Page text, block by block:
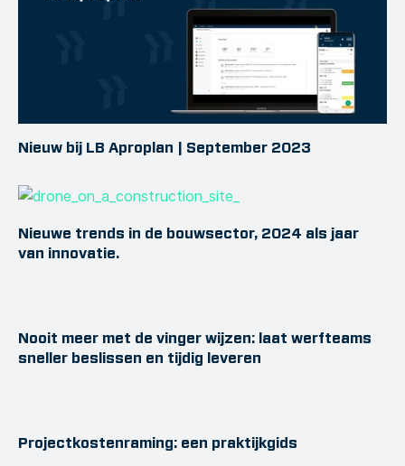
Nieuw bij LB Aproplan | September 2023
Nieuwe trends in de bouwsector, 2024 als jaar
van innovatie.
Nooit meer met de vinger wijzen: laat werfteams
sneller beslissen en tijdig leveren
Projectkostenraming: een praktijkgids